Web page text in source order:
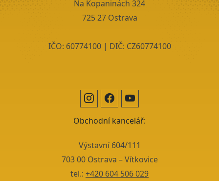
Na Kopaninách 324
725 27 Ostrava
IČO: 60774100 | DIČ: CZ60774100
Obchodní kancelář:
Výstavní 604/111
703 00 Ostrava – Vítkovice
tel.: +420 604 506 029